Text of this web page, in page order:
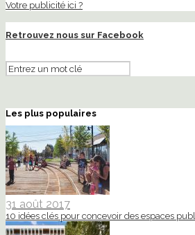
Votre publicité ici ?
Retrouvez nous sur Facebook
Les plus populaires
31 août 2017
10 idées clés pour concevoir des espaces